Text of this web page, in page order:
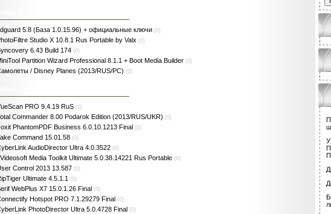
5.8 (База 1.0.15.96) + официальные ключи (0)
Studio X 10.8.1 Rus Portable by Valx (0)
6.43 Build 174 (0)
Partition Wizard Professional 8.1.1 + Boot Media Builder (0)
/ Disney Planes (2013/RUS/PC) (0)
PRO 9.4.19 RuS (0)
Commander 8.00 Podarok Edition (2013/RUS/UKR) (0)
PhantomPDF Business 6.0.10.1213 Final (0)
Command 15.01.58 (0)
AudioDirector Ultra 4.0.3522 (0)
Media Toolkit Ultimate 5.0.38.14221 Rus Portable (0)
Control 2013 13.587 (0)
Ultimate 4.5.1.1 (0)
WebPlus X7 15.0.1.26 Final (0)
Hotspot PRO 7.1.29279 Final (0)
PhotoDirector Ultra 5.0.4728 Final (0)